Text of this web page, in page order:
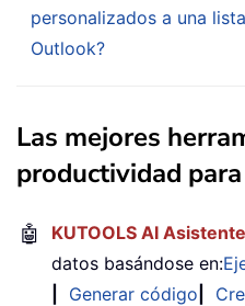
personalizados a una
Outlook?
Las mejores
productividad
🤖 KUTOOLS AI Asistente
datos basándose en:
Generar código